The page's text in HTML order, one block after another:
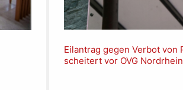
Eilantrag gegen Verbot von
scheitert vor OVG